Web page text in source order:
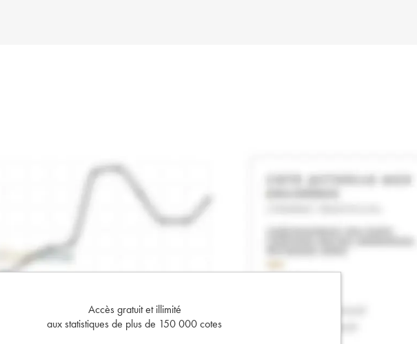
Accès gratuit et illimité
aux statistiques de plus de 150 000 cotes